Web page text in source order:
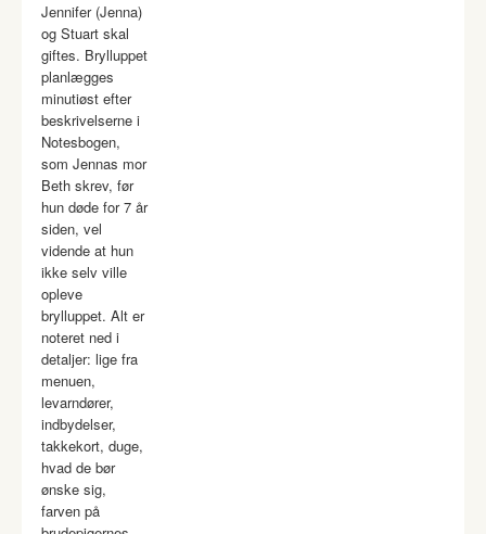
Jennifer (Jenna)
og Stuart skal
giftes. Brylluppet
planlægges
minutiøst efter
beskrivelserne i
Notesbogen,
som Jennas mor
Beth skrev, før
hun døde for 7 år
siden, vel
vidende at hun
ikke selv ville
opleve
brylluppet. Alt er
noteret ned i
detaljer: lige fra
menuen,
levarndører,
indbydelser,
takkekort, duge,
hvad de bør
ønske sig,
farven på